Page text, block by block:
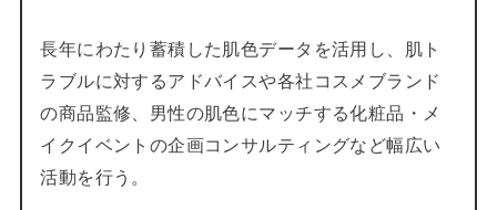
長年にわたり蓄積した肌色データを活用し、肌ト
ラブルに対するアドバイスや各社コスメブランド
の商品監修、男性の肌色にマッチする化粧品・メ
イクイベントの企画コンサルティングなど幅広い
活動を行う。